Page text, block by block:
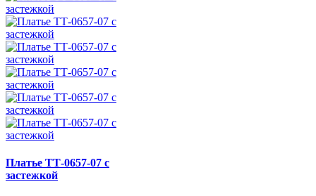
Платье ТТ-0657-07 с
застежкой